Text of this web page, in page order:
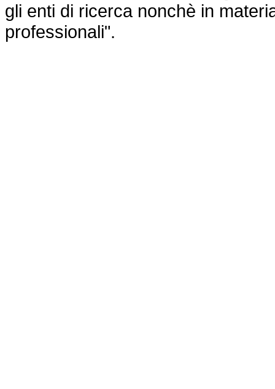
gli enti di ricerca nonchè in
professionali".